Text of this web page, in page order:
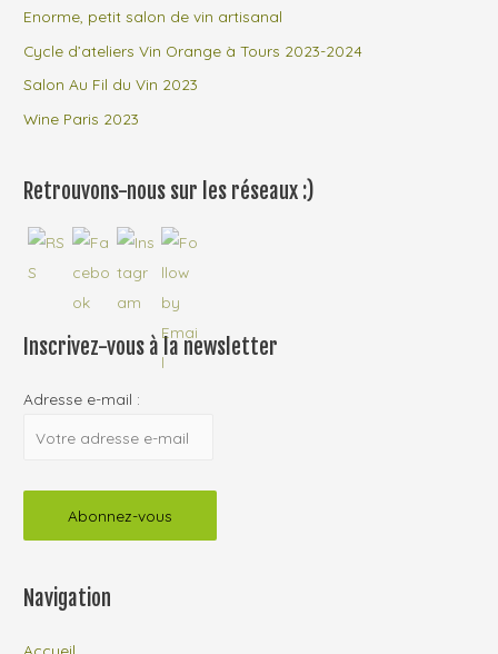
Enorme, petit salon de vin artisanal
Cycle d’ateliers Vin Orange à Tours 2023-2024
Salon Au Fil du Vin 2023
Wine Paris 2023
Retrouvons-nous sur les réseaux :)
Inscrivez-vous à la newsletter
Adresse e-mail :
Navigation